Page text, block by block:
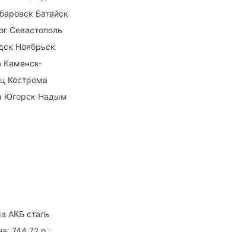
Батайск
Севастополь
Ноябрьск
Каменск-
Кострома
Югорск Надым
АКБ сталь